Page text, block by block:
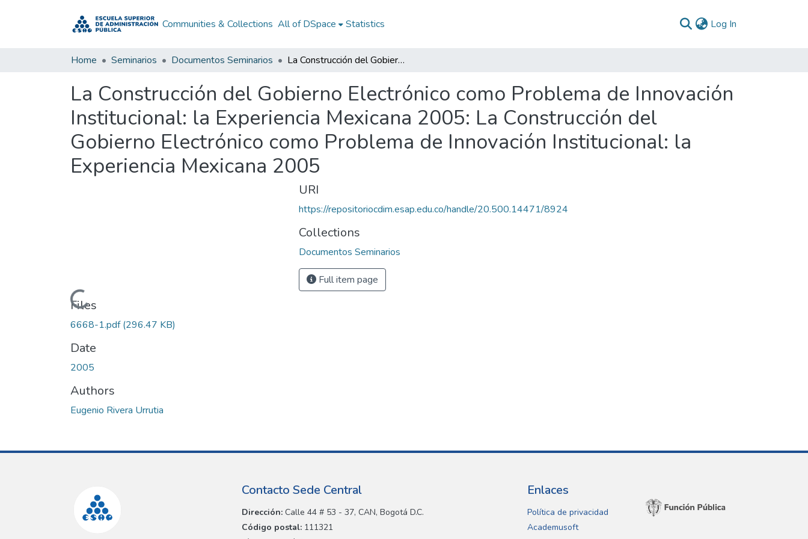
Communities & Collections All of DSpace Statistics Log In
Home Seminarios Documentos Seminarios La Construcción del Gobierno Electrónico como Problema de Innovación Institucional: la Experiencia Mexicana 2005: La Construcción del Gobierno Electrónico como Problema de Innovación Institucional: la Experiencia Mexicana 2005
La Construcción del Gobierno Electrónico como Problema de Innovación
Institucional: la Experiencia Mexicana 2005: La Construcción del
Gobierno Electrónico como Problema de Innovación Institucional: la
Experiencia Mexicana 2005
Loading...
Files
6668-1.pdf(296.47 KB)
Date
2005
Authors
Eugenio Rivera Urrutia
URI
https://repositoriocdim.esap.edu.co/handle/20.500.14471/8924
Collections
Documentos Seminarios
Full item page
Contacto Sede Central
Dirección: Calle 44 # 53 - 37, CAN, Bogotá D.C.
Código postal: 111321
Enlaces
Política de privacidad
Academusoft